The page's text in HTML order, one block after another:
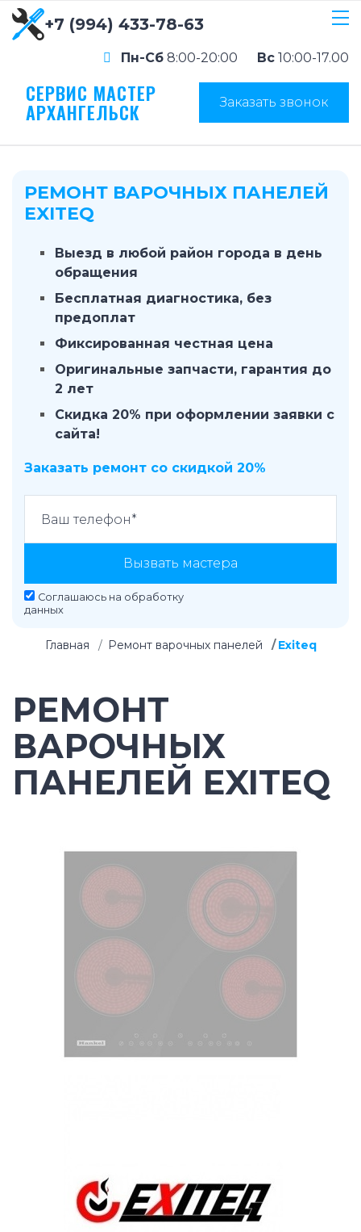
+7 (994) 433-78-63
Пн-Сб 8:00-20:00 Вс 10:00-17.00
СЕРВИС МАСТЕР
АРХАНГЕЛЬСК Заказать звонок
РЕМОНТ ВАРОЧНЫХ ПАНЕЛЕЙ
EXITEQ
Выезд в любой район города в день
обращения
Бесплатная диагностика, без
предоплат
Фиксированная честная цена
Оригинальные запчасти, гарантия до
2 лет
Скидка 20% при оформлении заявки с
сайта!
Заказать ремонт со скидкой 20%
Вызвать мастера
Соглашаюсь на обработку
данных
Главная Ремонт варочных панелей Exiteq
РЕМОНТ
ВАРОЧНЫХ
ПАНЕЛЕЙ EXITEQ